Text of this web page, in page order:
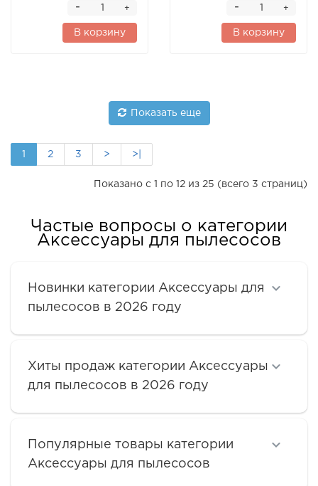
+
-
В корзину
+
-
В корзину
Показать еще
2 3 > >|
Показано с 1 по 12 из 25 (всего 3 страниц)
Частые вопросы о категории
Аксессуары для пылесосов
Новинки категории Аксессуары для
пылесосов в 2026 году
Хиты продаж категории Аксессуары
для пылесосов в 2026 году
Популярные товары категории
Аксессуары для пылесосов